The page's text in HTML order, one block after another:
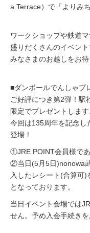
おしらせ
駅から探す
a Terrace）で「よりみ
ワークショップや鉄道
盛りだくさんのイベント
みなさまのお越しをお待
■ダンボールでんしゃプ
ご好評につき第2弾！駅
限定でプレゼントします
今回は135周年を記念し
登場！
①JRE POINT会員様で
②当日(5月5日)nonowa
入したレシート(合算可
となっております。
当日イベント会場では
せん。予め入会手続き